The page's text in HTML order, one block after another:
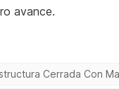
avance.
Cerrada Con